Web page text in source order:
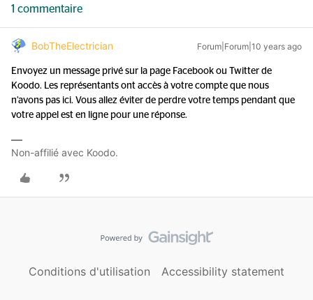
1 commentaire
BobTheElectrician Forum|Forum|10 years ago
Envoyez un message privé sur la page Facebook ou Twitter de
Koodo. Les représentants ont accès à votre compte que nous
n’avons pas ici. Vous allez éviter de perdre votre temps pendant que
votre appel est en ligne pour une réponse.
Non-affilié avec Koodo.
Conditions d'utilisation Accessibility statement